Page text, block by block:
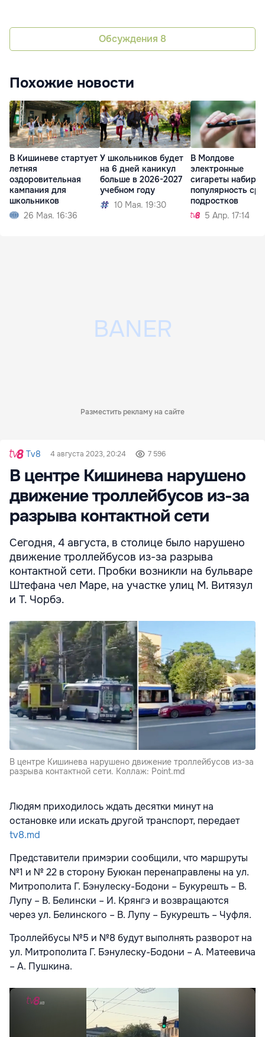
Обсуждения 8
Похожие новости
В Кишиневе стартует
летняя
оздоровительная
кампания для
школьников
26 Мая. 16:36
У школьников будет
на 6 дней каникул
больше в 2026-2027
учебном году
10 Мая. 19:30
В Молдове
электронные
сигареты
популярность
подростков
5 Апр. 17:14
Разместить рекламу на сайте
Tv8 4 августа 2023, 20:24 7 596
В центре Кишинева нарушено
движение троллейбусов из-за
разрыва контактной сети
Сегодня, 4 августа, в столице было нарушено
движение троллейбусов из-за разрыва
контактной сети. Пробки возникли на бульваре
Штефана чел Маре, на участке улиц М. Витязул
и Т. Чорбэ.
В центре Кишинева нарушено движение троллейбусов из-за
разрыва контактной сети. Коллаж: Point.md
Людям приходилось ждать десятки минут на
остановке или искать другой транспорт, передает
tv8.md
Представители примэрии сообщили, что маршруты
№1 и № 22 в сторону Буюкан перенаправлены на ул.
Митрополита Г. Бэнулеску-Бодони – Букурешть – В.
Лупу – В. Белински – И. Крянгэ и возвращаются
через ул. Белинского – В. Лупу – Букурешть – Чуфля.
Троллейбусы №5 и №8 будут выполнять разворот на
ул. Митрополита Г. Бэнулеску-Бодони – А. Матеевича
– А. Пушкина.